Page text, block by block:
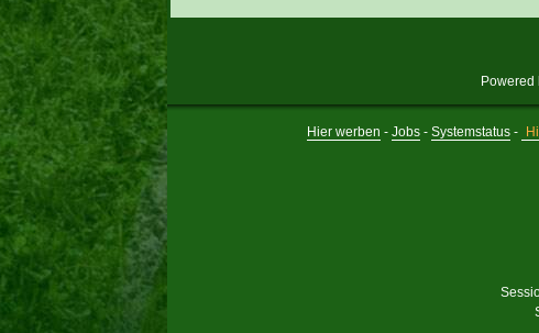
Powered
Hier werben - Jobs- Systemstatus-